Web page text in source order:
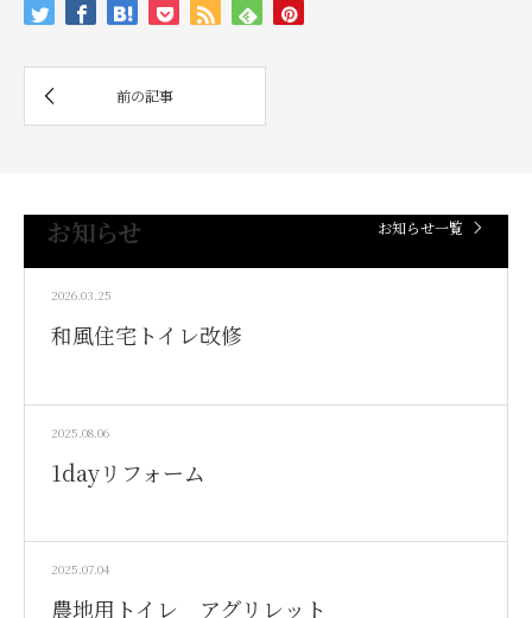
お知らせ お知らせ一覧
2026.03.25
和風住宅トイレ改修
2025.08.06
1dayリフォーム
2025.07.04
農地用トイレ アグリレット